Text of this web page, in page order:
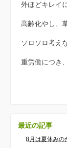
外ほどキレイ
高齢化やし、
ソロソロ考え
重労働につき
最近の記事
8月は夏休みの